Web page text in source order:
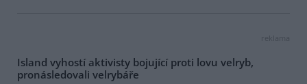
reklama
Island vyhostí aktivisty bojující proti lovu velryb,
pronásledovali velrybáře